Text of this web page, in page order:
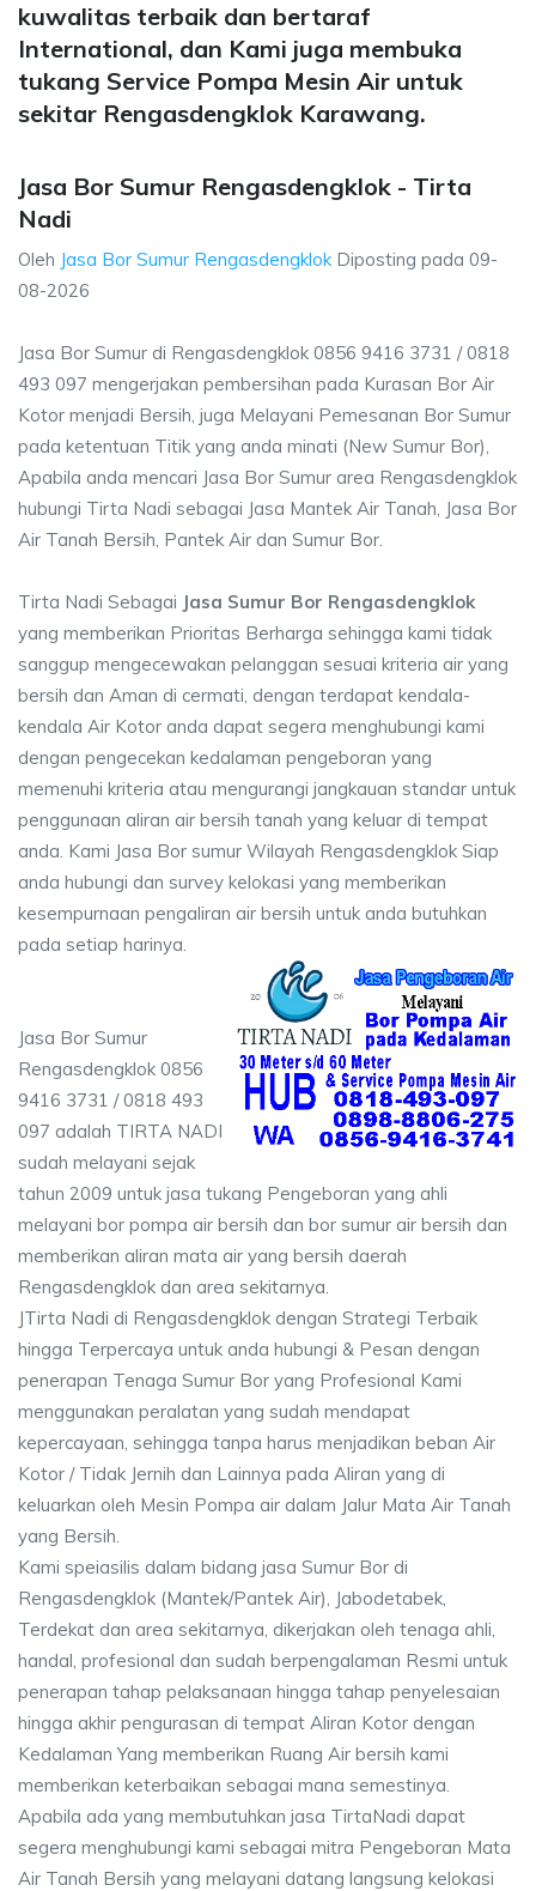
kuwalitas terbaik dan bertaraf
International, dan Kami juga membuka
tukang Service Pompa Mesin Air untuk
sekitar Rengasdengklok Karawang.
Jasa Bor Sumur Rengasdengklok - Tirta
Nadi
Oleh Jasa Bor Sumur Rengasdengklok Diposting pada 09-
08-2026
Jasa Bor Sumur di Rengasdengklok 0856 9416 3731 / 0818
493 097 mengerjakan pembersihan pada Kurasan Bor Air
Kotor menjadi Bersih, juga Melayani Pemesanan Bor Sumur
pada ketentuan Titik yang anda minati (New Sumur Bor),
Apabila anda mencari Jasa Bor Sumur area Rengasdengklok
hubungi Tirta Nadi sebagai Jasa Mantek Air Tanah, Jasa Bor
Air Tanah Bersih, Pantek Air dan Sumur Bor.
Tirta Nadi Sebagai Jasa Sumur Bor Rengasdengklok
yang memberikan Prioritas Berharga sehingga kami tidak
sanggup mengecewakan pelanggan sesuai kriteria air yang
bersih dan Aman di cermati, dengan terdapat kendala-
kendala Air Kotor anda dapat segera menghubungi kami
dengan pengecekan kedalaman pengeboran yang
memenuhi kriteria atau mengurangi jangkauan standar untuk
penggunaan aliran air bersih tanah yang keluar di tempat
anda. Kami Jasa Bor sumur Wilayah Rengasdengklok Siap
anda hubungi dan survey kelokasi yang memberikan
kesempurnaan pengaliran air bersih untuk anda butuhkan
pada setiap harinya.
Jasa Bor Sumur
Rengasdengklok 0856
9416 3731 / 0818 493
097 adalah TIRTA NADI
sudah melayani sejak
tahun 2009 untuk jasa tukang Pengeboran yang ahli
melayani bor pompa air bersih dan bor sumur air bersih dan
memberikan aliran mata air yang bersih daerah
Rengasdengklok dan area sekitarnya.
JTirta Nadi di Rengasdengklok dengan Strategi Terbaik
hingga Terpercaya untuk anda hubungi & Pesan dengan
penerapan Tenaga Sumur Bor yang Profesional Kami
menggunakan peralatan yang sudah mendapat
kepercayaan, sehingga tanpa harus menjadikan beban Air
Kotor / Tidak Jernih dan Lainnya pada Aliran yang di
keluarkan oleh Mesin Pompa air dalam Jalur Mata Air Tanah
yang Bersih.
Kami speiasilis dalam bidang jasa Sumur Bor di
Rengasdengklok (Mantek/Pantek Air), Jabodetabek,
Terdekat dan area sekitarnya, dikerjakan oleh tenaga ahli,
handal, profesional dan sudah berpengalaman Resmi untuk
penerapan tahap pelaksanaan hingga tahap penyelesaian
hingga akhir pengurasan di tempat Aliran Kotor dengan
Kedalaman Yang memberikan Ruang Air bersih kami
memberikan keterbaikan sebagai mana semestinya.
Apabila ada yang membutuhkan jasa TirtaNadi dapat
segera menghubungi kami sebagai mitra Pengeboran Mata
Air Tanah Bersih yang melayani datang langsung kelokasi